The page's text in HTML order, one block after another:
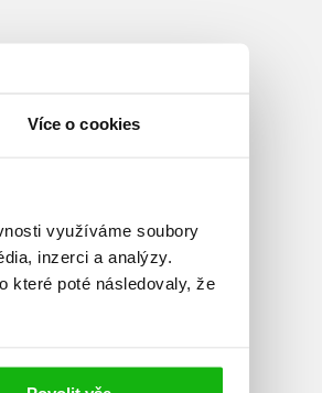
Více o cookies
využíváme soubory
inzerci a analýzy.
které poté následovaly, že
pro děti všech věkových
Poté pracovala několik let
rozhlase,
a animovaných seriálů
.